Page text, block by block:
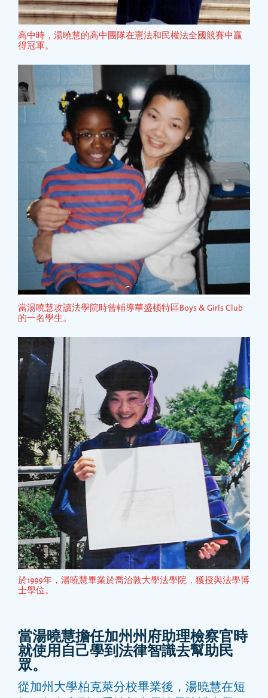
高中時，湯曉慧的高中團隊在憲法和民權法全國競賽中贏
得冠軍。
當湯曉慧攻讀法學院時曾輔導華盛顿特區Boys & Girls Club
的一名學生。
於1999年，湯曉慧畢業於喬治敦大學法學院，獲授與法學博
士學位。
當湯曉慧擔任加州州府助理檢察官時
就使用自己學到法律智識去幫助民
眾。
從加州大學柏克萊分校畢業後，湯曉慧在短